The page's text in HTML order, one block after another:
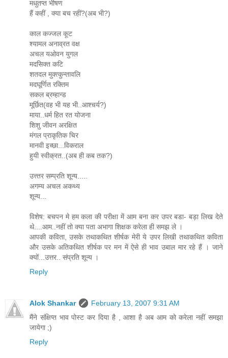
मधुतप्त भीषण
हैं कहीं , क्या बच रहीं?(अब भी?)
काल कज्जल कूट
श्यामल अनाव्रत वक्ष
अचल यओवन युगल
मदसिक्त कटि
शतदल मुक्त्कुन्तावलि
मदघूर्णित रक्तिम
सकल ब्रम्हान्ड
मूर्छित(वह भी यह भी..आश्चर्य?)
माया..धर्म हित रत योजना
शिशु जीवन अरक्षित
मंगल प्राकृतिक चिर
मानवी इच्छा...विकराल
हुयी स्वीक्रत..(अब ही कब तक?)
उत्त्तर सम्प्रति शून्य.....
अगम्य अचल अकथ्य
शून्य...
विशेष: बचपन मे हम कला की परीक्षा में आम बना कर उपर बडा- बड़ा लिख देते
थे....आम..नहीं तो क्या पता अभागा शिक्षक करेला ही समझ ले ।
आपकी कविता, उसके तथाकथित शीर्षक मेरी ये उपर लिखी तथाकथित कविता
और उसके अतिकथित शीर्षक पर मन में ऐसे ही भाव उबाल मार रहे हैं । जाने
क्यों...उत्तर.. संप्रति शून्य ।
Reply
Alok Shankar
February 13, 2007 9:31 AM
मैंने संक्षिप्त भाव पोस्ट कर दिया है , आशा है अब आम को करेला नहीं समझा
जायेगा ;)
Reply